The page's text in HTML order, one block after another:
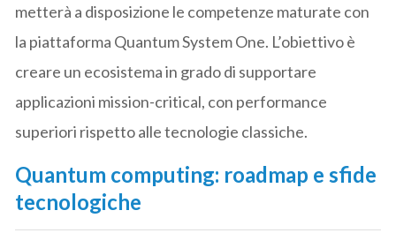
metterà a disposizione le competenze maturate con
la piattaforma Quantum System One. L’obiettivo è
creare un ecosistema in grado di supportare
applicazioni mission-critical, con performance
superiori rispetto alle tecnologie classiche.
Quantum computing: roadmap e sfide
tecnologiche